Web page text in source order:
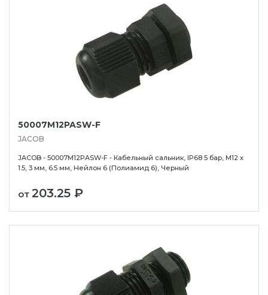
50007M12PASW-F
JACOB
JACOB - 50007M12PASW-F - Кабельный сальник, IP68 5 бар, M12 x
1.5, 3 мм, 6.5 мм, Нейлон 6 (Полиамид 6), Черный
от 203.25 ₽